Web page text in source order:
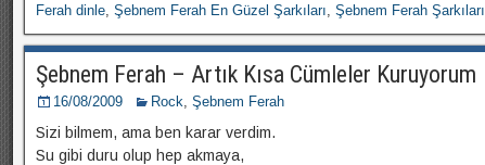
Ferah dinle, Şebnem Ferah En Güzel Şarkıları, Şebnem Ferah Şarkıları
Şebnem Ferah – Artık Kısa Cümleler Kuruyorum
16/08/2009 Rock, Şebnem Ferah
Sizi bilmem, ama ben karar verdim.
Su gibi duru olup hep akmaya,